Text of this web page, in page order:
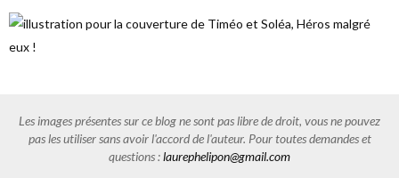
Les images présentes sur ce blog ne sont pas libre de droit, vous ne pouvez
pas les utiliser sans avoir l'accord de l'auteur. Pour toutes demandes et
questions :laurephelipon@gmail.com